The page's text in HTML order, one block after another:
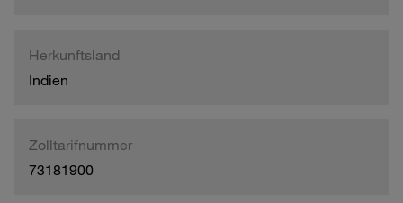
Herkunftsland
Indien
Zolltarifnummer
73181900